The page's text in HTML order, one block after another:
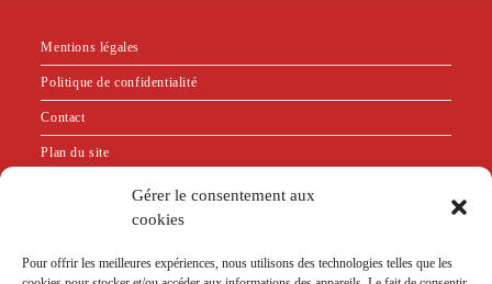
Gérer le consentement aux
cookies
Pour offrir les meilleures expériences, nous utilisons des technologies telles que les
Mentions légales
Politique de confidentialité
Contact
Plan du site
"Bien que n'exerçant plus la psychothérapie relationnelle,
sympathisante. En effet, je m'appuie sur leur code de